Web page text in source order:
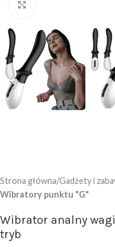
Strona główna Gadżety i
Wibratory punktu "G"
Wibrator analny
tryb